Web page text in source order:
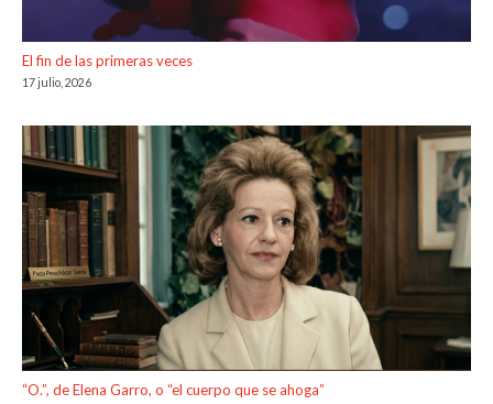
El fin de las primeras veces
17 julio, 2026
“O.”, de Elena Garro, o “el cuerpo que se ahoga”